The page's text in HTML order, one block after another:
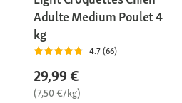
Adulte Medium Poulet 4
kg
4.7 (66)
29,99 €
(7,50 €/kg)